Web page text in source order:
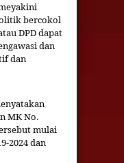
bercokol
DPD dapat
dan
dan
MK No.
mulai
2024 dan